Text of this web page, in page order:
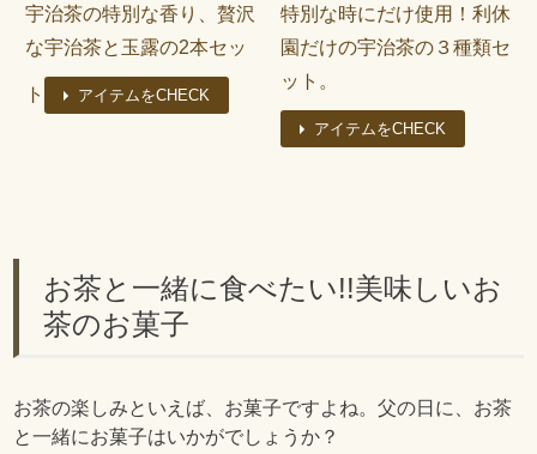
宇治茶の特別な香り、贅沢
な宇治茶と玉露の2本セッ
ト アイテムをCHECK
特別な時にだけ使用！利休
園だけの宇治茶の３種類セ
ット。
アイテムをCHECK
お茶と一緒に食べたい!!美味しいお
茶のお菓子
お茶の楽しみといえば、お菓子ですよね。父の日に、お茶
と一緒にお菓子はいかがでしょうか？